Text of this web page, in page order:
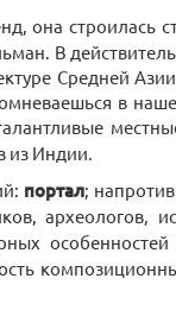
она строилась
В
Средней
в
из Индии.
портал;
археологов,